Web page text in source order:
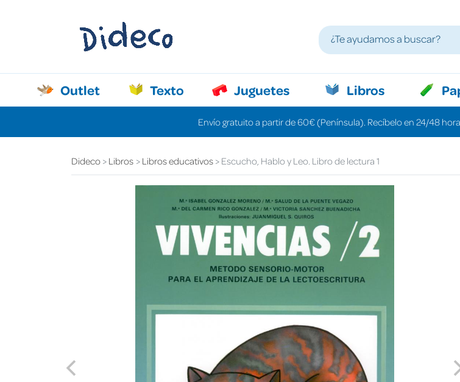
Outlet Texto Juguetes Libros
Envío gratuito a partir de 60€ (Península). Recíbelo en 24/48
Dideco Libros Libros educativos Escucho, Hablo y Leo. Libro de lectura 1